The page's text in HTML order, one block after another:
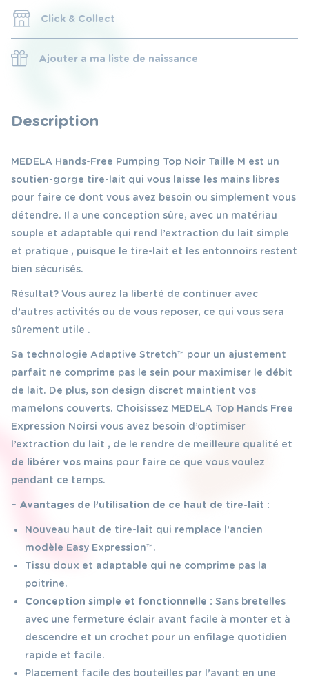
Click & Collect
Ajouter a ma liste de naissance
Description
MEDELA Hands-Free Pumping Top Noir Taille M est un
soutien-gorge tire-lait qui vous laisse les mains libres
pour faire ce dont vous avez besoin ou simplement vous
détendre. Il a une conception sûre, avec un matériau
souple et adaptable qui rend l’extraction du lait simple
et pratique , puisque le tire-lait et les entonnoirs restent
bien sécurisés.
Résultat? Vous aurez la liberté de continuer avec
d’autres activités ou de vous reposer, ce qui vous sera
sûrement utile .
Sa technologie Adaptive Stretch™ pour un ajustement
parfait ne comprime pas le sein pour maximiser le débit
de lait. De plus, son design discret maintient vos
mamelons couverts. Choisissez MEDELA Top Hands Free
Expression Noir si vous avez besoin d’optimiser
l’extraction du lait , de le rendre de meilleure qualité et
de libérer vos mains pour faire ce que vous voulez
pendant ce temps.
– Avantages de l’utilisation de ce haut de tire-lait :
Nouveau haut de tire-lait qui remplace l’ancien
modèle Easy Expression™.
Tissu doux et adaptable qui ne comprime pas la
poitrine.
Conception simple et fonctionnelle : Sans bretelles
avec une fermeture éclair avant facile à monter et à
descendre et un crochet pour un enfilage quotidien
rapide et facile.
Placement facile des bouteilles par l’avant en une